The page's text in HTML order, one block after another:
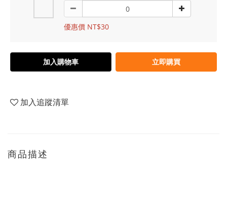
優惠價 NT$30
加入購物車 立即購買
加入追蹤清單
商品描述